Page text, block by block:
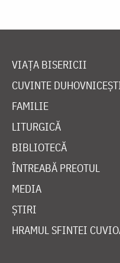
VIAȚA BISERICII
CUVINTE
FAMILIE
LITURGICĂ
BIBLIOTECĂ
ÎNTREABĂ PREOTUL
MEDIA
ȘTIRI
HRAMUL SFINTEI